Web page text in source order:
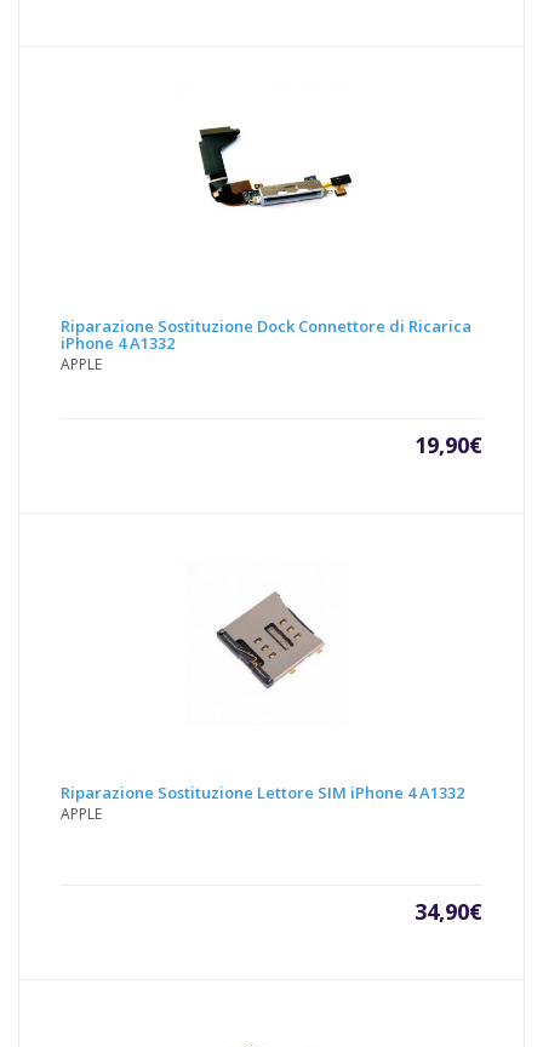
Riparazione Sostituzione Dock Connettore di Ricarica
iPhone 4 A1332
APPLE
19,90€
Riparazione Sostituzione Lettore SIM iPhone 4 A1332
APPLE
34,90€